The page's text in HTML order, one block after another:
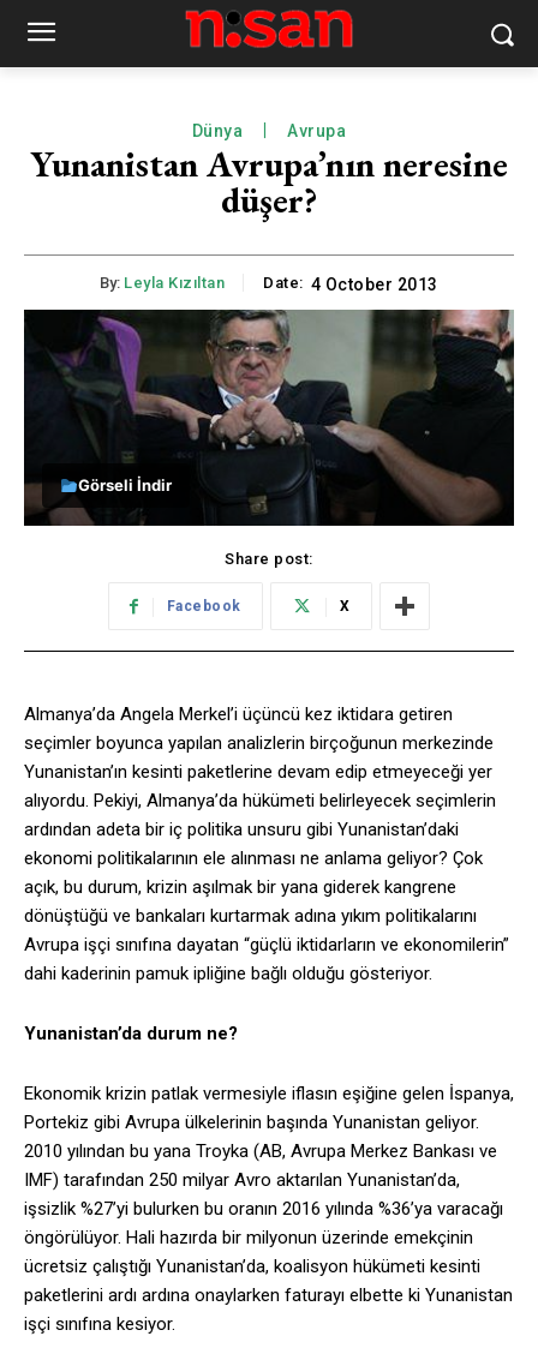
Dünya Avrupa
Yunanistan Avrupa’nın neresine
düşer?
By: Leyla Kızıltan Date: 4 October 2013
Görseli İndir
Share post:
Facebook X
Almanya’da Angela Merkel’i üçüncü kez iktidara getiren
seçimler boyunca yapılan analizlerin birçoğunun merkezinde
Yunanistan’ın kesinti paketlerine devam edip etmeyeceği yer
alıyordu. Pekiyi, Almanya’da hükümeti belirleyecek seçimlerin
ardından adeta bir iç politika unsuru gibi Yunanistan’daki
ekonomi politikalarının ele alınması ne anlama geliyor? Çok
açık, bu durum, krizin aşılmak bir yana giderek kangrene
dönüştüğü ve bankaları kurtarmak adına yıkım politikalarını
Avrupa işçi sınıfına dayatan “güçlü iktidarların ve ekonomilerin”
dahi kaderinin pamuk ipliğine bağlı olduğu gösteriyor.
Yunanistan’da durum ne?
Ekonomik krizin patlak vermesiyle iflasın eşiğine gelen İspanya,
Portekiz gibi Avrupa ülkelerinin başında Yunanistan geliyor.
2010 yılından bu yana Troyka (AB, Avrupa Merkez Bankası ve
IMF) tarafından 250 milyar Avro aktarılan Yunanistan’da,
işsizlik %27’yi bulurken bu oranın 2016 yılında %36’ya varacağı
öngörülüyor. Hali hazırda bir milyonun üzerinde emekçinin
ücretsiz çalıştığı Yunanistan’da, koalisyon hükümeti kesinti
paketlerini ardı ardına onaylarken faturayı elbette ki Yunanistan
işçi sınıfına kesiyor.